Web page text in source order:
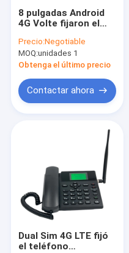
SIM Card Wireless Phone
SIM Landline Phone dual
Teléfono de escritorio
router de 4G WIFI LTE
8 pulgadas Android
4G Volte fijaron el
de la línea horizonte
Precio:Negotiable
MOQ:unidades 1
Obtenga el último precio
Contactar ahora
Dual Sim 4G LTE fijó
el teléfono